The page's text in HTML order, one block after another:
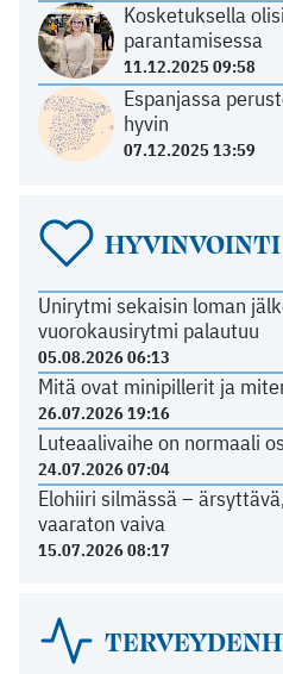
Kosketuksella
parantamisessa
11.12.2025 09:58
Espanjassa
hyvin
07.12.2025 13:59
HYVINVOINTI
Unirytmi sekaisin loman
vuorokausirytmi palautuu
05.08.2026 06:13
Mitä ovat minipillerit ja
26.07.2026 19:16
Luteaalivaihe on normaali
24.07.2026 07:04
Elohiiri silmässä –
vaaraton vaiva
15.07.2026 08:17